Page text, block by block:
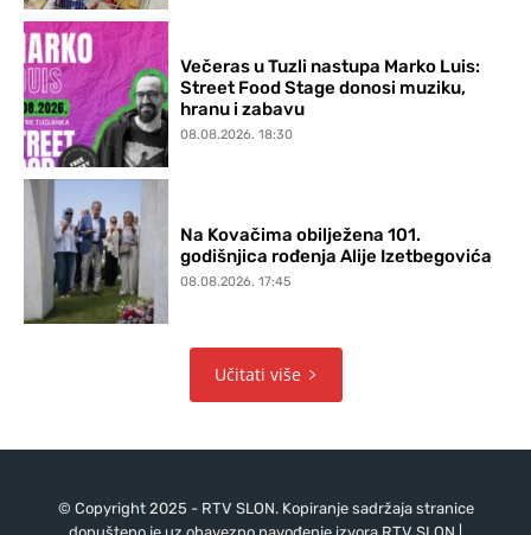
Večeras u Tuzli nastupa Marko Luis:
Street Food Stage donosi muziku,
hranu i zabavu
08.08.2026. 18:30
Na Kovačima obilježena 101.
godišnjica rođenja Alije Izetbegovića
08.08.2026. 17:45
Učitati više
© Copyright 2025 - RTV SLON. Kopiranje sadržaja stranice